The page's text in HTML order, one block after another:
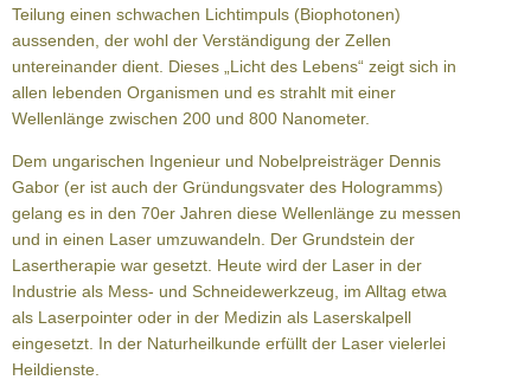
Teilung einen schwachen Lichtimpuls (Biophotonen)
aussenden, der wohl der Verständigung der Zellen
untereinander dient. Dieses „Licht des Lebens“ zeigt sich in
allen lebenden Organismen und es strahlt mit einer
Wellenlänge zwischen 200 und 800 Nanometer.
Dem ungarischen Ingenieur und Nobelpreisträger Dennis
Gabor (er ist auch der Gründungsvater des Hologramms)
gelang es in den 70er Jahren diese Wellenlänge zu messen
und in einen Laser umzuwandeln. Der Grundstein der
Lasertherapie war gesetzt. Heute wird der Laser in der
Industrie als Mess- und Schneidewerkzeug, im Alltag etwa
als Laserpointer oder in der Medizin als Laserskalpell
eingesetzt. In der Naturheilkunde erfüllt der Laser vielerlei
Heildienste.